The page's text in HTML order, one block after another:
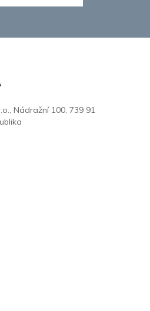
Nádražní 100, 739 91